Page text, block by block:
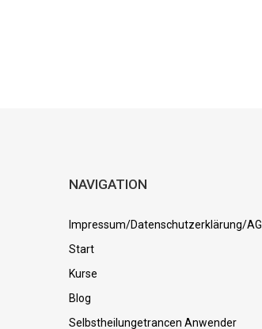
NAVIGATION
Impressum/Datenschutzerklärung/
Start
Kurse
Blog
Selbstheilungetrancen Anwender